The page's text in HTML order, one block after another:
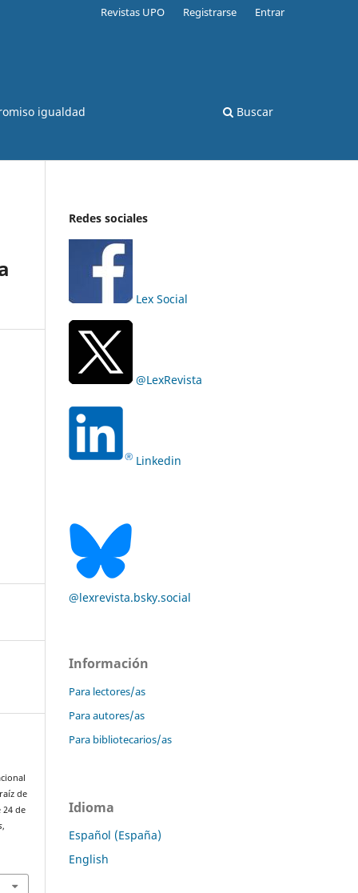
igualdad Buscar
Revistas UPO Registrarse Entrar
de
24 de
,
Redes sociales
Lex Social
@LexRevista
Linkedin
@lexrevista.bsky.social
Información
Para lectores/as
Para autores/as
Para bibliotecarios/as
Idioma
Español (España)
English